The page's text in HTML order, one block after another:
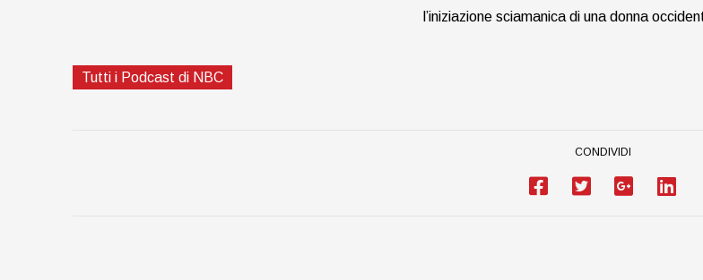
l’iniziazione sciamanica di una donna
Tutti i Podcast di NBC
CONDIVIDI